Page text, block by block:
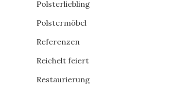
Polsterliebling
Polstermöbel
Referenzen
Reichelt feiert
Restaurierung